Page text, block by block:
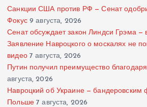
Санкции США против РФ — Сенат
Фокус 9 августа, 2026
Сенат обсуждает закон Линдси Грэма —
Заявление Навроцкого о москалях не
видео 7 августа, 2026
Путин получил преимущество
августа, 2026
Навроцкий об Украине — бандеровским
Польше 7 августа, 2026